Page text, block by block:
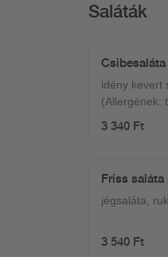
Saláták
Csibesaláta
idény kevert
(Allergének:
3 340 Ft
Friss
jégsaláta,
3 540 Ft